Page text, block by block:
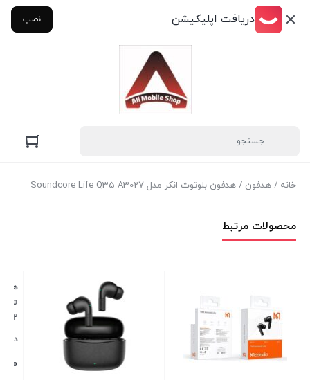
دریافت اپلیکیشن نصب
خانه / هدفون / هدفون بلوتوث انکر مدل Soundcore Life Q35 A3027
محصولات مرتبط
SoundCore Liberty 3 Pro
A3952
در انبار موجود نمی باشد
5,847,000
هندزفری بلوتوثی لنوو
Live Pods XT93
در انبار موجود نمی باشد
586,000